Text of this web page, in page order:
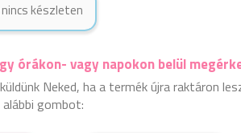
készleten
órákon- vagy napokon belül
Neked, ha a termék újra raktáron
gombot: